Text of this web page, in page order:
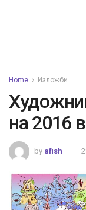
Home Изложби
на 2016
by afish